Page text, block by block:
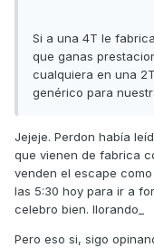
Si a una 4T le
que ganas
cualquiera en una
genérico para
Jejeje. Perdon había
que vienen de fabrica
venden el escape
las 5:30 hoy para ir a
celebro bien. llorando_
Pero eso si, sigo